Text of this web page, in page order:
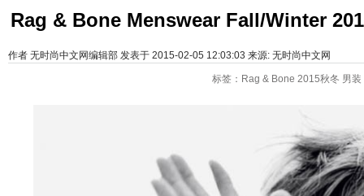
Rag & Bone Menswear Fall/Winter
作者 无时尚中文网编辑部 发表于 2015-02-05 12:03:03 来源: 无时尚中文网
标签： Rag & Bone 2015秋冬 男装